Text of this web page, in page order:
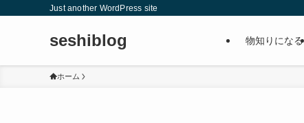
Just another WordPress site
seshiblog 物知りになる
ホーム